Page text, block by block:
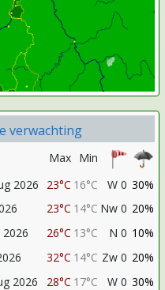
verwachting
Max Min
23°C 16°C W 0 30%
23°C 14°C Nw 0 20%
26°C 13°C N 0 10%
32°C 14°C Zw 0 20%
28°C 17°C W 0 30%